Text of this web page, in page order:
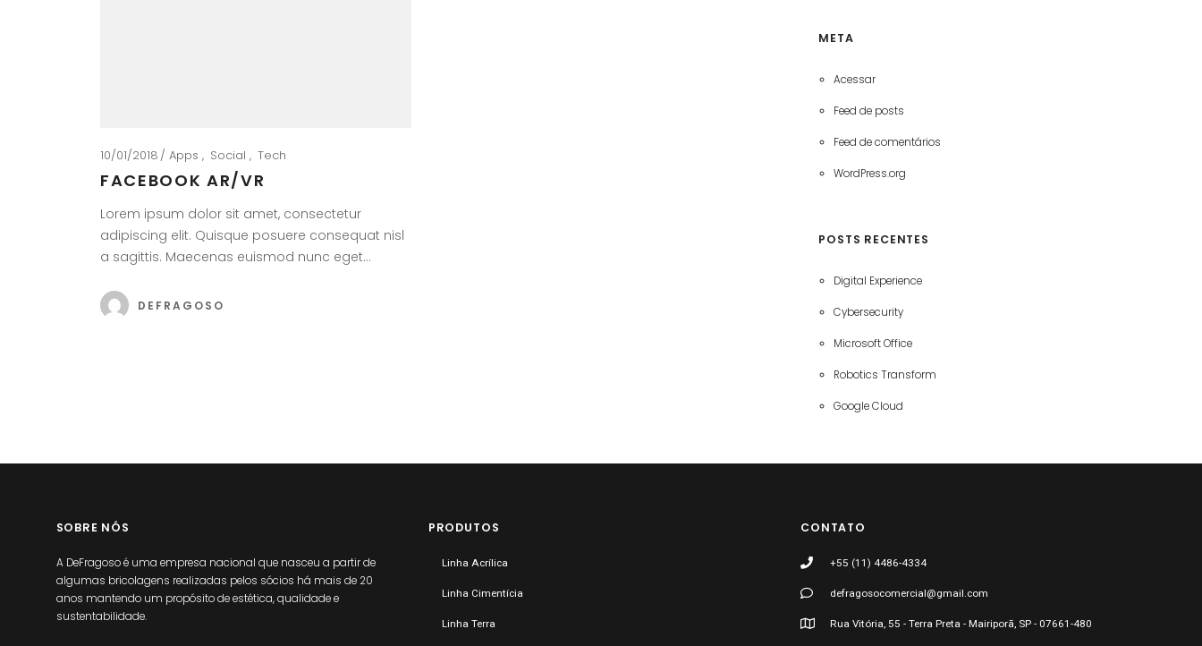
10/01/2018 Apps Social Tech
FACEBOOK AR/VR
Lorem ipsum dolor sit amet, consectetur
adipiscing elit. Quisque posuere consequat nisl
a sagittis. Maecenas euismod nunc eget…
DEFRAGOSO
META
Acessar
Feed de posts
Feed de comentários
WordPress.org
POSTS RECENTES
Digital Experience
Cybersecurity
Microsoft Office
Robotics Transform
Google Cloud
SOBRE NÓS
A DeFragoso é uma empresa nacional que nasceu a partir de
algumas bricolagens realizadas pelos sócios há mais de 20
anos mantendo um propósito de estética, qualidade e
sustentabilidade.
PRODUTOS
Linha Acrílica
Linha Cimentícia
Linha Terra
CONTATO
+55 (11) 4486-4334
defragosocomercial@gmail.com
Rua Vitória, 55 - Terra Preta - Mairiporã, SP - 07661-480